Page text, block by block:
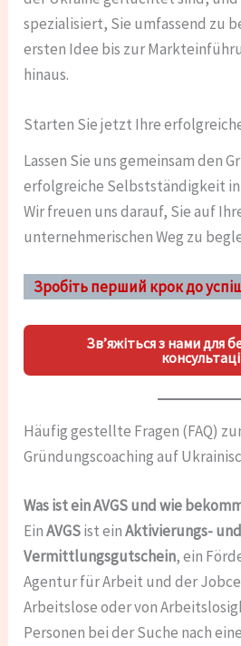
spezialisiert, Sie umfassend zu
ersten Idee bis zur
hinaus.
Starten Sie jetzt Ihre
Lassen Sie uns gemeinsam den
erfolgreiche Selbstständigkeit
Wir freuen uns darauf, Sie auf
unternehmerischen Weg zu
Зробіть перший крок до
Зв’яжіться з нами для
Häufig gestellte Fragen (FAQ)
Gründungscoaching auf
Was ist ein AVGS und wie
EinAVGSist einAktivierungs- und
Vermittlungsgutschein, ein
Agentur für Arbeit und der
Arbeitslose oder von
Personen bei der Suche nach